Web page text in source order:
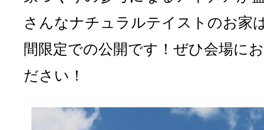
さんなナチュラルテイストのお家
間限定での公開です！ぜひ会場に
ださい！